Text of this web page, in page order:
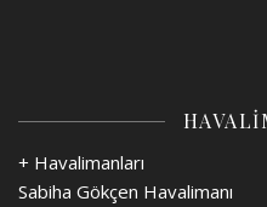
+ Havalimanları
Sabiha Gökçen Havalimanı